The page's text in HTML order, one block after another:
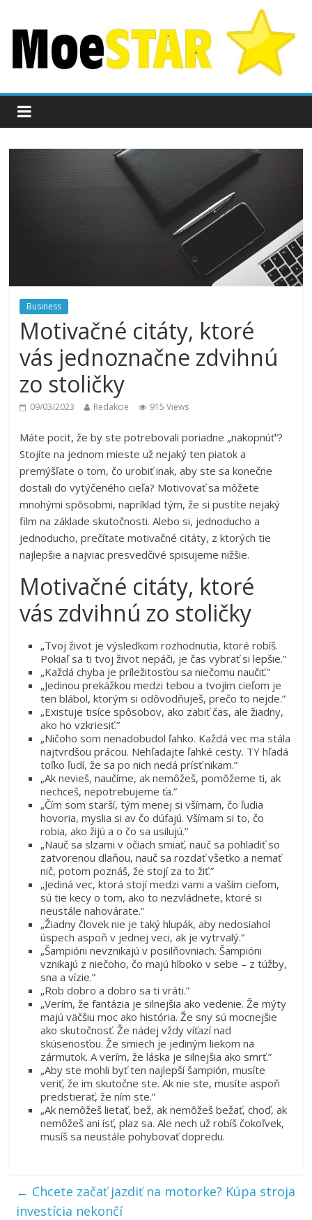
Business
Motivačné citáty, ktoré
vás jednoznačne zdvihnú
zo stoličky
09/03/2023 Redakcie 915 Views
Máte pocit, že by ste potrebovali poriadne „nakopnúť“?
Stojíte na jednom mieste už nejaký ten piatok a
premýšľate o tom, čo urobiť inak, aby ste sa konečne
dostali do vytýčeného cieľa? Motivovať sa môžete
mnohými spôsobmi, napríklad tým, že si pustíte nejaký
film na základe skutočnosti. Alebo si, jednoducho a
jednoducho, prečítate motivačné citáty, z ktorých tie
najlepšie a najviac presvedčivé spisujeme nižšie.
Motivačné citáty, ktoré
vás zdvihnú zo stoličky
„Tvoj život je výsledkom rozhodnutia, ktoré robíš.
Pokiaľ sa ti tvoj život nepáči, je čas vybrať si lepšie.”
„Každá chyba je príležitosťou sa niečomu naučiť.”
„Jedinou prekážkou medzi tebou a tvojím cieľom je
ten blábol, ktorým si odôvodňuješ, prečo to nejde.”
„Existuje tisíce spôsobov, ako zabiť čas, ale žiadny,
ako ho vzkriesiť.”
„Ničoho som nenadobudol ľahko. Každá vec ma stála
najtvrdšou prácou. Nehľadajte ľahké cesty. TY hľadá
toľko ľudí, že sa po nich nedá prísť nikam.”
„Ak nevieš, naučíme, ak nemôžeš, pomôžeme ti, ak
nechceš, nepotrebujeme ťa.”
„Čím som starší, tým menej si všímam, čo ľudia
hovoria, myslia si av čo dúfajú. Všímam si to, čo
robia, ako žijú a o čo sa usilujú.”
„Nauč sa slzami v očiach smiať, nauč sa pohladiť so
zatvorenou dlaňou, nauč sa rozdať všetko a nemať
nič, potom poznáš, že stojí za to žiť.”
„Jediná vec, ktorá stojí medzi vami a vaším cieľom,
sú tie kecy o tom, ako to nezvládnete, ktoré si
neustále nahovárate.”
„Žiadny človek nie je taký hlupák, aby nedosiahol
úspech aspoň v jednej veci, ak je vytrvalý.”
„Šampióni nevznikajú v posilňovniach. Šampióni
vznikajú z niečoho, čo majú hlboko v sebe – z túžby,
sna a vízie.”
„Rob dobro a dobro sa ti vráti.”
„Verím, že fantázia je silnejšia ako vedenie. Že mýty
majú väčšiu moc ako história. Že sny sú mocnejšie
ako skutočnosť. Že nádej vždy víťazí nad
skúsenosťou. Že smiech je jediným liekom na
zármutok. A verím, že láska je silnejšia ako smrť.”
„Aby ste mohli byť ten najlepší šampión, musíte
veriť, že im skutočne ste. Ak nie ste, musíte aspoň
predstierať, že ním ste.”
„Ak nemôžeš lietať, bež, ak nemôžeš bežať, choď, ak
nemôžeš ani ísť, plaz sa. Ale nech už robíš čokoľvek,
musíš sa neustále pohybovať dopredu.
← Chcete začať jazdiť na motorke? Kúpa stroja
investícia nekončí